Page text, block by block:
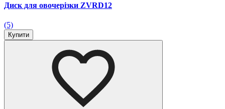
Диск для овочерізки ZVRD12
(5)
Купити